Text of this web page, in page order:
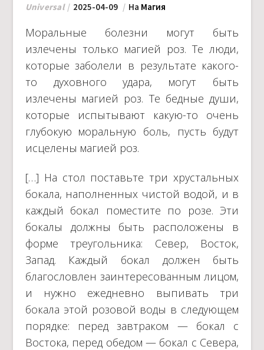
Universal 2025-04-09 На Магия
Моральные болезни могут быть
излечены только магией роз. Те люди,
которые заболели в результате какого-
то духовного удара, могут быть
излечены магией роз. Те бедные души,
которые испытывают какую-то очень
глубокую моральную боль, пусть будут
исцелены магией роз.
[…] На стол поставьте три хрустальных
бокала, наполненных чистой водой, и в
каждый бокал поместите по розе. Эти
бокалы должны быть расположены в
форме треугольника: Север, Восток,
Запад. Каждый бокал должен быть
благословлен заинтересованным лицом,
и нужно ежедневно выпивать три
бокала этой розовой воды в следующем
порядке: перед завтраком — бокал с
Востока, перед обедом — бокал с Севера,